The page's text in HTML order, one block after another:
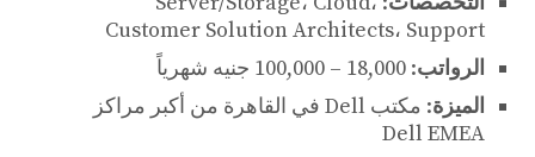
Customer Solution Architects، Support
الرواتب: 18,000 – 100,000 جنيه شهرياً
الميزة
: مكتب Dell في القاهرة من أكبر مراكز
Dell EMEA